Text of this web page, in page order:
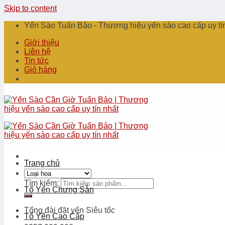
Skip to content
Yến Sào Tuấn Bảo - Thương hiệu yến sào cao cấp uy
Giới thiệu
Liên hệ
Tin tức
Giỏ hàng
Tìm kiếm:
Tổng đài đặt yến Siêu tốc
Trang chủ
Tổ Yến Chưng Sẵn
Tổ Yến Cao Cấp